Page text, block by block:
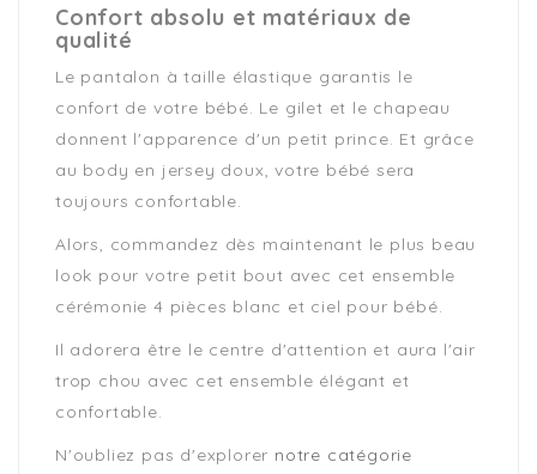
Confort absolu et matériaux de
qualité
Le pantalon à taille élastique garantis le
confort de votre bébé. Le gilet et le chapeau
donnent l'apparence d'un petit prince. Et grâce
au body en jersey doux, votre bébé sera
toujours confortable.
Alors, commandez dès maintenant le plus beau
look pour votre petit bout avec cet ensemble
cérémonie 4 pièces blanc et ciel pour bébé.
Il adorera être le centre d'attention et aura l'air
trop chou avec cet ensemble élégant et
confortable.
N'oubliez pas d'explorer notre catégorie